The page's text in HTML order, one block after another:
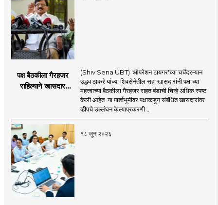
पक्ष बैठकीला गैरहजर
राहिल्याने खासदार
काय सांगतो?
(Shiv Sena UBT) 'ऑपरेशन टायगर'च्या चर्चेदरम्यान
उद्धव ठाकरे यांच्या शिवसेनेतील सहा खासदारांनी पक्षाच्या
महत्त्वाच्या बैठकीला गैरहजर राहत बंडाची चिन्हे अधिक स्पष्ट
केली आहेत. या पार्श्वभूमीवर पक्षाकडून संबंधित खासदारांवर
व्हीपचे उल्लंघन केल्याप्रकरणी ..
१८ जून २०२६